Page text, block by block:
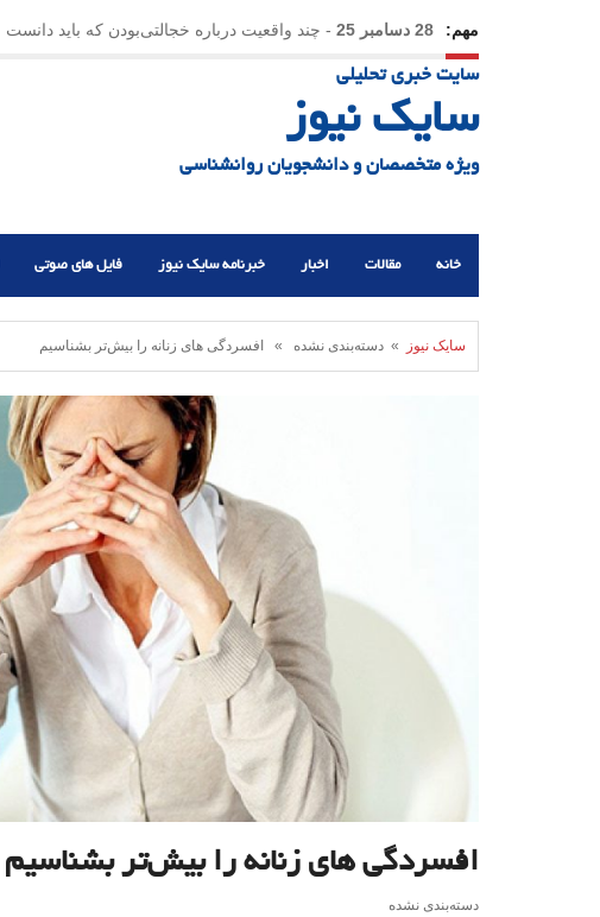
مهم: 28 دسامبر 25 - چند واقعیت درباره خجالتی‌بودن که باید دانست
سایت خبری تحلیلی
سایک نیوز
ویژه متخصصان و دانشجویان روانشناسی
خانه مقالات اخبار خبرنامه سایک نیوز فایل های صوتی
سایک نیوز » دسته‌بندی نشده » افسردگی‌ های زنانه را بیش‌تر بشناسیم
افسردگی‌ های زنانه را بیش‌تر بشناسیم
دسته‌بندی نشده